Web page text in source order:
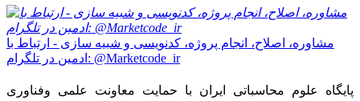
مشاوره، اصلاح، انجام پروژه، کدنویسی و شبیه سازی - ارتباط با
ادمین در تلگرام: @Marketcode_ir
پایگاه علوم محاسباتی ایران با حمایت معاونت علمی وفناوری